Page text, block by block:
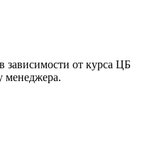
зависимости от курса ЦБ
менеджера.